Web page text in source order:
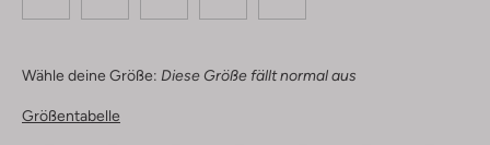
Wähle deine Größe: Diese Größe fällt normal aus
Größentabelle